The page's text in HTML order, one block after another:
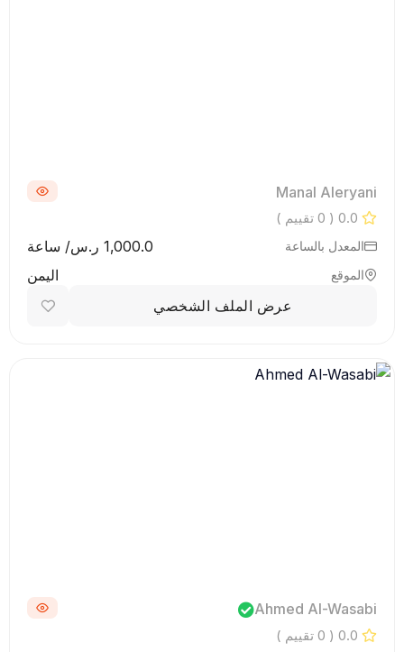
Manal Aleryani
0.0 ( 0 تقييم )
المعدل بالساعة 1,000.0 ر.س/ ساعة
الموقع
اليمن
عرض الملف الشخصي
Ahmed Al-Wasabi
0.0 ( 0 تقييم )